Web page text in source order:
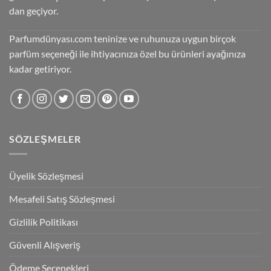
dan geçiyor.
Parfumdünyası.com teninize ve ruhunuza uygun birçok
parfüm seçeneği ile ihtiyacınıza özel bu ürünleri ayağınıza
kadar getiriyor.
SÖZLEŞMELER
Üyelik Sözleşmesi
Mesafeli Satış Sözleşmesi
Gizlilik Politikası
Güvenli Alışveriş
Ödeme Seçenekleri